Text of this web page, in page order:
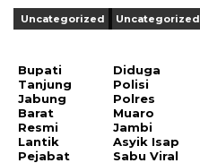
Uncategorized
Bupati
Tanjung
Jabung
Barat
Resmi
Lantik
Pejabat
Uncategorized
Diduga
Polisi
Polres
Muaro
Jambi
Asyik Isap
Sabu Viral